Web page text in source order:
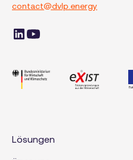
contact@dvlp.energy
Lösungen